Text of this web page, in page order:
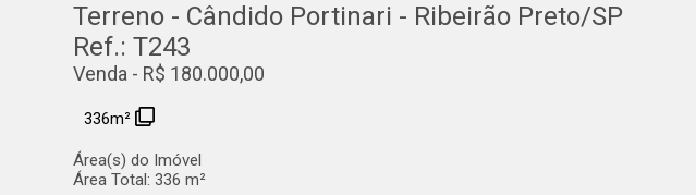
Terreno - Cândido Portinari - Ribeirão Preto/SP
Ref.: T243
Venda - R$ 180.000,00
336m²
Área(s) do Imóvel
Área Total:336 m²